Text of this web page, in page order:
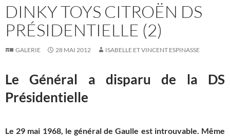
DINKY TOYS CITROËN DS
PRÉSIDENTIELLE (2)
GALERIE 28 MAI 2012 ISABELLE ET VINCENT ESPINASSE
Le Général a disparu de la DS
Présidentielle
Le 29 mai 1968, le général de Gaulle est introuvable. Même